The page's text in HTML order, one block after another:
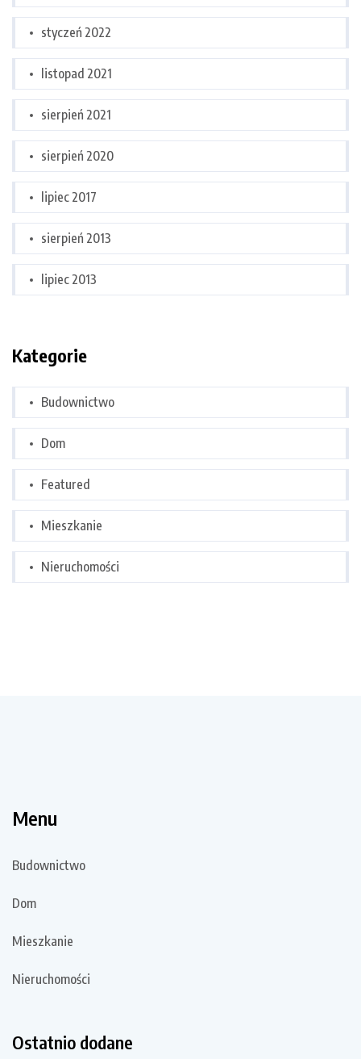
styczeń 2022
listopad 2021
sierpień 2021
sierpień 2020
lipiec 2017
sierpień 2013
lipiec 2013
Kategorie
Budownictwo
Dom
Featured
Mieszkanie
Nieruchomości
Menu
Budownictwo
Dom
Mieszkanie
Nieruchomości
Ostatnio dodane